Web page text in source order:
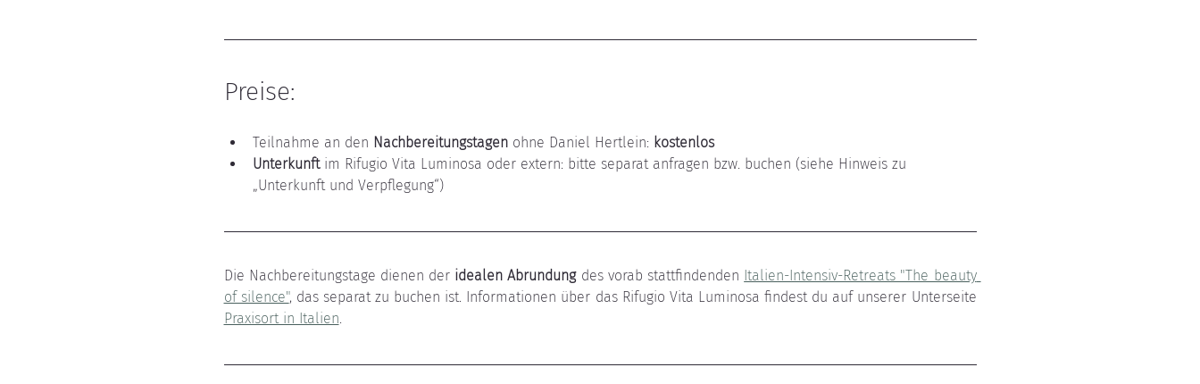
Preise:
Teilnahme an den Nachbereitungstagen ohne Daniel Hertlein: kostenlos
Unterkunft im Rifugio Vita Luminosa oder extern: bitte separat anfragen bzw. buchen (siehe Hinweis zu
„Unterkunft und Verpflegung“)
Die Nachbereitungstage dienen der idealen Abrundung des vorab stattfindenden Italien-Intensiv-Retreats "The beauty
of silence"
Praxisort in Italien.